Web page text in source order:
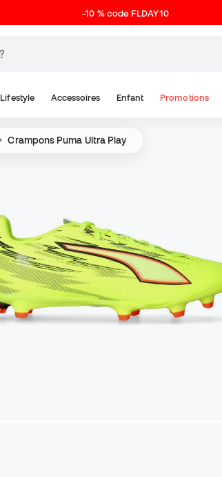
-10 % code FLDAY10
Lifestyle Accessoires Enfant Promotions
Crampons Puma Ultra Play